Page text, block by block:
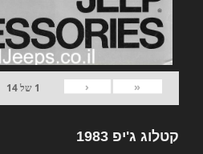
«
‹
1 של14
קטלוג ג'יפ 1983